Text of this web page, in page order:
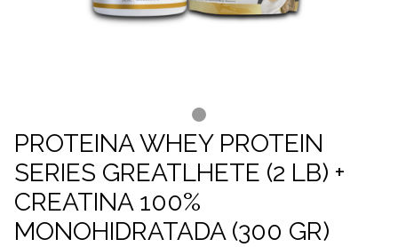
PROTEINA WHEY PROTEIN
SERIES GREATLHETE (2 LB) +
CREATINA 100%
MONOHIDRATADA (300 GR)